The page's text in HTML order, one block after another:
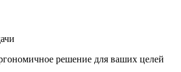
решение для ваших целей